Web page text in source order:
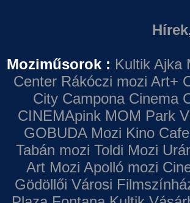
Hírek
Moziműsorok : Kultik Ajka
Center Rákóczi mozi Art+
City Campona Cinema
CINEMApink MOM Park
GOBUDA Mozi Kino
Tabán mozi Toldi Mozi
Art Mozi Apolló mozi
Gödöllői Városi